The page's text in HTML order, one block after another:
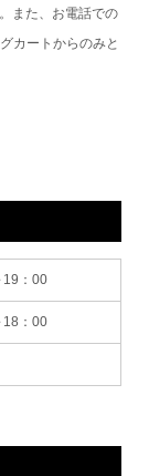
また、お電話での
カートからのみと
19：00
18：00